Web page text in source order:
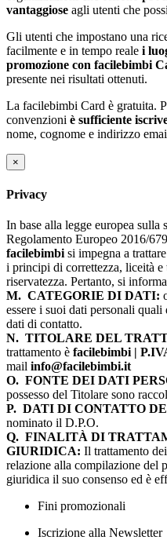
vantaggiose agli utenti che
Gli utenti che impostano una
facilmente e in tempo reale i
promozione con facilebimbi
presente nei risultati ottenuti.
La facilebimbi Card è gratuita.
convenzioni è sufficiente
nome, cognome e indirizzo
×
Privacy
In base alla legge europea sulla
Regolamento Europeo 2016/
facilebimbi si impegna a
i principi di correttezza, liceità e
riservatezza. Pertanto, si
M. CATEGORIE DI DATI:
essere i suoi dati personali
dati di contatto.
N. TITOLARE DEL
trattamento è facilebimbi |
mail info@facilebimbi.it
O. FONTE DEI DATI
possesso del Titolare sono
P. DATI DI CONTATTO
nominato il D.P.O.
Q. FINALITÀ DI
GIURIDICA: Il trattamento
relazione alla compilazione del
giuridica il suo consenso ed è
Fini promozionali
Iscrizione alla Newsletter